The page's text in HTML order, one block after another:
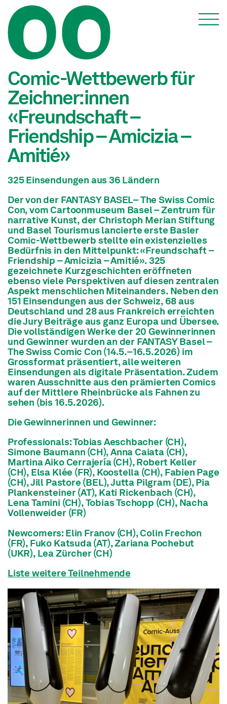
Special Features
Comic-Wettbewerb für
Zeichner:innen
«Freundschaft –
Friendship – Amicizia –
Amitié»
325 Einsendungen aus 36 Ländern
Der von der FANTASY BASEL– The Swiss Comic
Con, vom Cartoonmuseum Basel – Zentrum für
narrative Kunst, der Christoph Merian Stiftung
und Basel Tourismus lancierte erste Basler
Comic-Wettbewerb stellte ein existenzielles
Bedürfnis in den Mittelpunkt: «Freundschaft –
Friendship – Amicizia – Amitié». 325
gezeichnete Kurzgeschichten eröffneten
ebenso viele Perspektiven auf diesen zentralen
Aspekt menschlichen Miteinanders. Neben den
151 Einsendungen aus der Schweiz, 68 aus
Deutschland und 28 aus Frankreich erreichten
die Jury Beiträge aus ganz Europa und Übersee.
Die vollständigen Werke der 20 Gewinnerinnen
und Gewinner wurden an der FANTASY Basel –
The Swiss Comic Con (14.5.–16.5.2026) im
Grossformat präsentiert, alle weiteren
Einsendungen als digitale Präsentation. Zudem
waren Ausschnitte aus den prämierten Comics
auf der Mittlere Rheinbrücke als Fahnen zu
sehen (bis 16.5.2026).
Die Gewinnerinnen und Gewinner:
Professionals: Tobias Aeschbacher (CH),
Simone Baumann (CH), Anna Caiata (CH),
Martina Aiko Cerrajería (CH), Robert Keller
(CH), Elsa Klée (FR), Koostella (CH), Fabien Page
(CH), Jill Pastore (BEL), Jutta Pilgram (DE), Pia
Plankensteiner (AT), Kati Rickenbach (CH),
Lena Tamini (CH), Tobias Tschopp (CH), Nacha
Vollenweider (FR)
Newcomers: Elin Franov (CH), Colin Frechon
(FR), Fuko Katsuda (AT), Zariana Pochebut
(UKR), Lea Zürcher (CH)
Liste weitere Teilnehmende